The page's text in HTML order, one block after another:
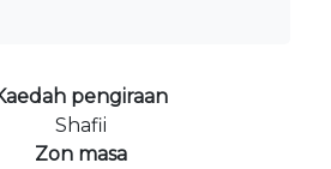
pengiraan
Shafii
Zon masa